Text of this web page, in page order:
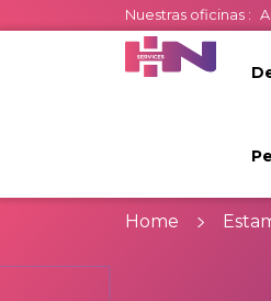
Nuestras oficinas :
Home